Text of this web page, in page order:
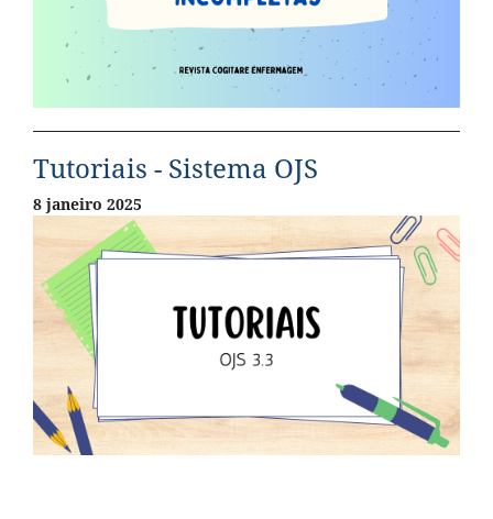
Tutoriais - Sistema OJS
8 janeiro 2025